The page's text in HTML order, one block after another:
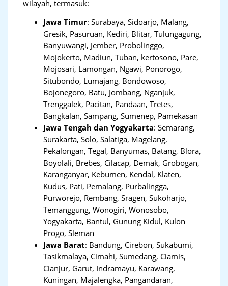
wilayah, termasuk:
Jawa Timur:Surabaya, Sidoarjo, Malang,
Gresik, Pasuruan, Kediri, Blitar, Tulungagung,
Banyuwangi, Jember, Probolinggo,
Mojokerto, Madiun, Tuban, kertosono, Pare,
Mojosari, Lamongan, Ngawi, Ponorogo,
Situbondo, Lumajang, Bondowoso,
Bojonegoro, Batu, Jombang, Nganjuk,
Trenggalek, Pacitan, Pandaan, Tretes,
Bangkalan, Sampang, Sumenep, Pamekasan
Jawa Tengah dan Yogyakarta:Semarang,
Surakarta, Solo, Salatiga, Magelang,
Pekalongan, Tegal, Banyumas, Batang, Blora,
Boyolali, Brebes, Cilacap, Demak, Grobogan,
Karanganyar, Kebumen, Kendal, Klaten,
Kudus, Pati, Pemalang, Purbalingga,
Purworejo, Rembang, Sragen, Sukoharjo,
Temanggung, Wonogiri, Wonosobo,
Yogyakarta, Bantul, Gunung Kidul, Kulon
Progo, Sleman
Jawa Barat: Bandung, Cirebon, Sukabumi,
Tasikmalaya, Cimahi, Sumedang, Ciamis,
Cianjur, Garut, Indramayu, Karawang,
Kuningan, Majalengka, Pangandaran,